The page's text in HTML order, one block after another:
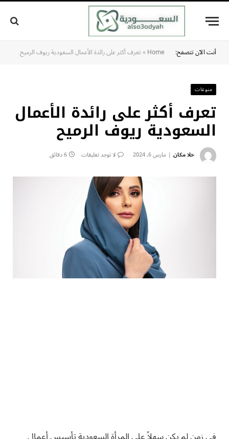
أنت الآن تتصفح: Home
»تعرف أكثر على رائدة الأعمال السعودية ريوف الرميح
منوعات
تعرف أكثر على رائدة الأعمال
السعودية ريوف الرميح
حلا مكان مارس 6, 2024 لا توجد تعليقات 6 دقائق